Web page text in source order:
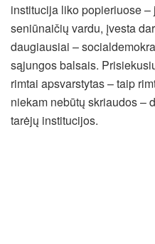
institucija liko popieriuose
seniūnaičių vardu, įvesta
daugiausiai –
sąjungos balsais.
rimtai apsvarstytas – taip
niekam nebūtų skriaudos –
tarėjų institucijos.